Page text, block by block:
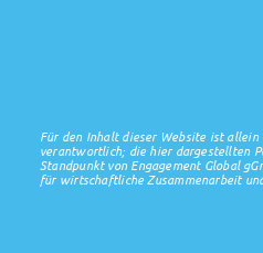
Für den Inhalt dieser Website ist allein
verantwortlich; die hier dargestellten
Standpunkt von Engagement Global
für wirtschaftliche Zusammenarbeit